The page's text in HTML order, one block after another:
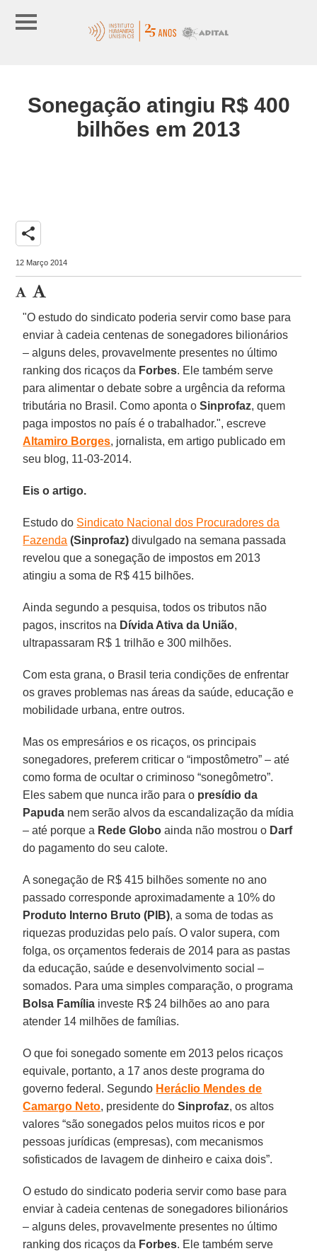
Sonegação atingiu R$ 400
bilhões em 2013
share
12 Março 2014
"O estudo do sindicato poderia servir como base para
enviar à cadeia centenas de sonegadores bilionários
– alguns deles, provavelmente presentes no último
ranking dos ricaços da Forbes. Ele também serve
para alimentar o debate sobre a urgência da reforma
tributária no Brasil. Como aponta oSinprofaz, quem
paga impostos no país é o trabalhador.", escreve
Altamiro Borges, jornalista, em artigo publicado em
seu blog, 11-03-2014.
Eis o artigo.
Estudo do Sindicato Nacional dos Procuradores da
Fazenda (Sinprofaz) divulgado na semana passada
revelou que a sonegação de impostos em 2013
atingiu a soma de R$ 415 bilhões.
Ainda segundo a pesquisa, todos os tributos não
pagos, inscritos na Dívida Ativa da União,
ultrapassaram R$ 1 trilhão e 300 milhões.
Com esta grana, o Brasil teria condições de enfrentar
os graves problemas nas áreas da saúde, educação e
mobilidade urbana, entre outros.
Mas os empresários e os ricaços, os principais
sonegadores, preferem criticar o “impostômetro” – até
como forma de ocultar o criminoso “sonegômetro”.
Eles sabem que nunca irão para o presídio da
Papuda nem serão alvos da escandalização da mídia
– até porque a Rede Globo ainda não mostrou o Darf
do pagamento do seu calote.
A sonegação de R$ 415 bilhões somente no ano
passado corresponde aproximadamente a 10% do
Produto Interno Bruto (PIB), a soma de todas as
riquezas produzidas pelo país. O valor supera, com
folga, os orçamentos federais de 2014 para as pastas
da educação, saúde e desenvolvimento social –
somados. Para uma simples comparação, o programa
Bolsa Família investe R$ 24 bilhões ao ano para
atender 14 milhões de famílias.
O que foi sonegado somente em 2013 pelos ricaços
equivale, portanto, a 17 anos deste programa do
governo federal. Segundo Heráclio Mendes de
Camargo Neto, presidente doSinprofaz, os altos
valores “são sonegados pelos muitos ricos e por
pessoas jurídicas (empresas), com mecanismos
sofisticados de lavagem de dinheiro e caixa dois”.
O estudo do sindicato poderia servir como base para
enviar à cadeia centenas de sonegadores bilionários
– alguns deles, provavelmente presentes no último
ranking dos ricaços da Forbes. Ele também serve